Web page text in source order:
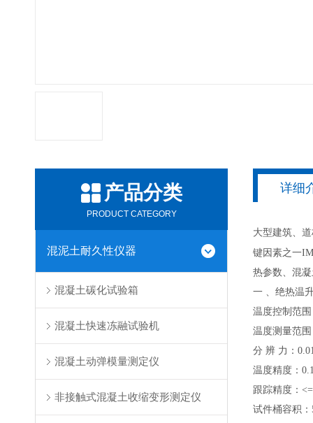
产品分类
PRODUCT CATEGORY
混泥土耐久性仪器
混凝土碳化试验箱
混凝土快速冻融试验机
混凝土动弹模量测定仪
非接触式混凝土收缩变形测定仪
详细
大型建筑、
键因素之一
热参数、混
一 、绝热温
温度控制范
温度测量范
分 辨 力：
温度精度：
跟踪精度：
试件桶容积